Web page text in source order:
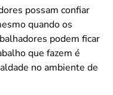
possam confiar
quando os
podem ficar
que fazem é
no ambiente de